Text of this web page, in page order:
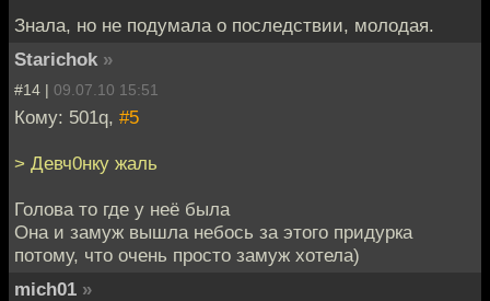
Знала, но не подумала о последствии, молодая.
Starichok »
#14 | 09.07.10 15:51
Кому: 501q, #5
> Девч0нку жаль
Голова то где у неё была
Она и замуж вышла небось за этого придурка
потому, что очень просто замуж хотела)
mich01 »